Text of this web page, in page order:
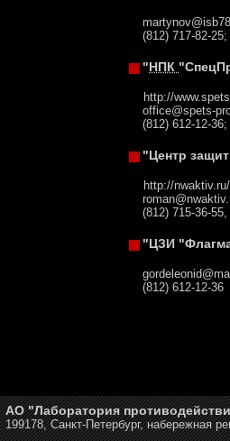
(812) 717-82-
"НПК
http://
office@spets-
(812) 612-12-
"Центр
http://nwaktiv.ru/
(812) 715-36-
"ЦЗИ
(812) 612-12-36
АО "Лаборатория
199178, Санкт-Петербург, набережная